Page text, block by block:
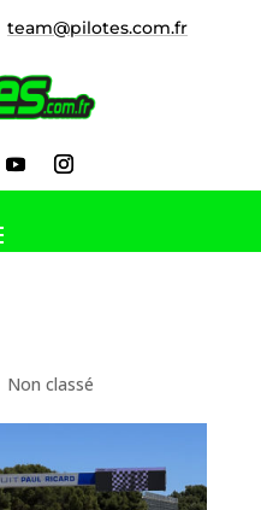
team@pilotes.com.fr
Non classé